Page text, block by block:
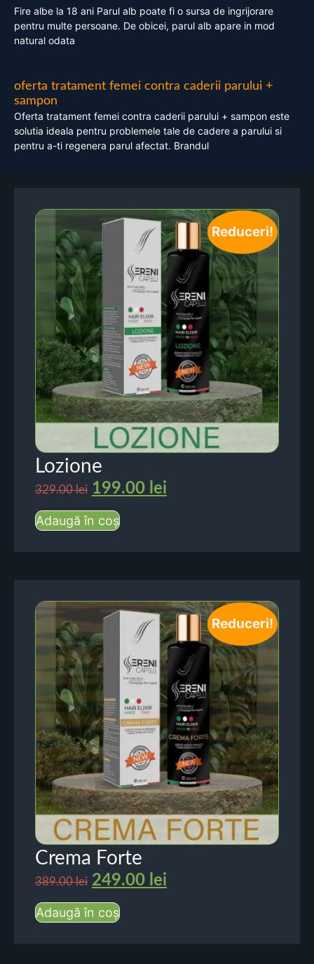
Fire albe la 18 ani Parul alb poate fi o sursa de ingrijorare
pentru multe persoane. De obicei, parul alb apare in mod
natural odata
oferta tratament femei contra caderii parului +
sampon
Oferta tratament femei contra caderii parului + sampon este
solutia ideala pentru problemele tale de cadere a parului si
pentru a-ti regenera parul afectat. Brandul
Reduceri!
Lozione
329.00lei 199.00 lei
Adaugă în coș
Reduceri!
Crema Forte
389.00lei 249.00 lei
Adaugă în coș